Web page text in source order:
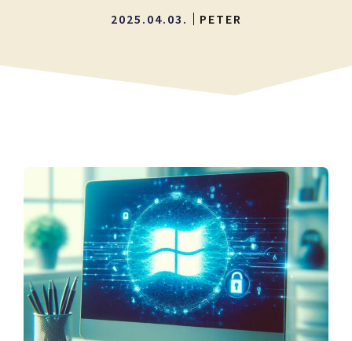
2025.04.03. PETER